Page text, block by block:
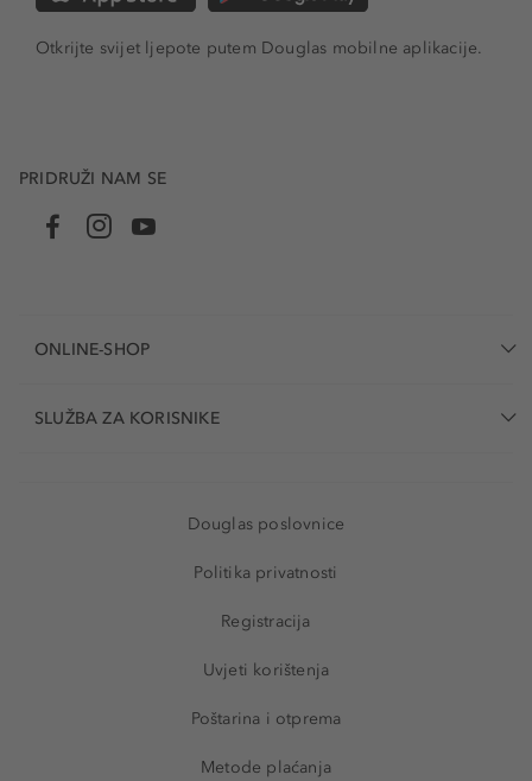
Otkrijte svijet ljepote putem Douglas mobilne aplikacije.
PRIDRUŽI NAM SE
ONLINE-SHOP
SLUŽBA ZA KORISNIKE
Douglas poslovnice
Politika privatnosti
Registracija
Uvjeti korištenja
Poštarina i otprema
Metode plaćanja